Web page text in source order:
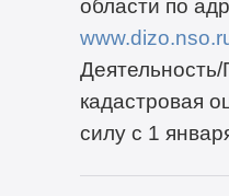
области по
Деятельность/
кадастровая
силу с 1